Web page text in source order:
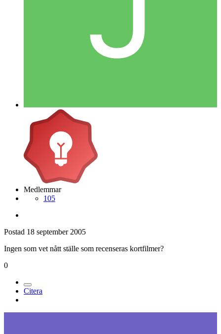
Medlemmar
105
Postad 18 september 2005
Ingen som vet nått ställe som recenseras kortfilmer?
0
Citera